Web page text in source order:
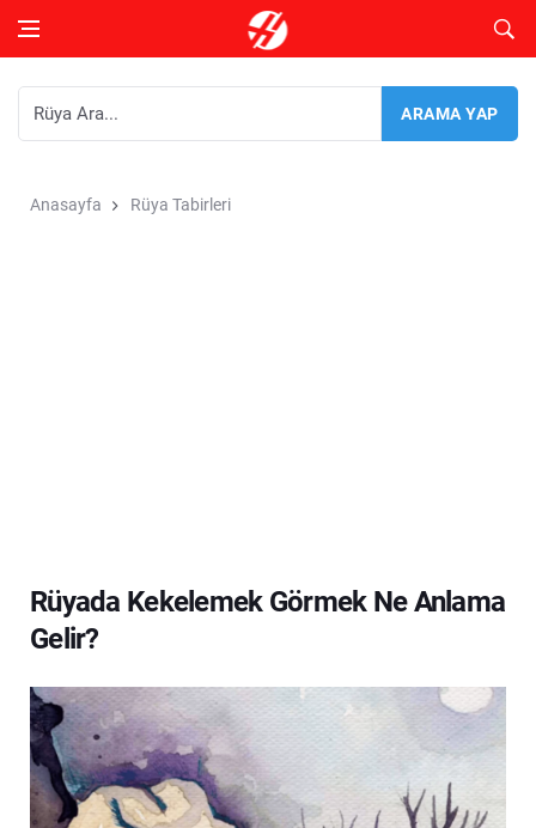
Anasayfa Rüya Tabirleri
Rüyada Kekelemek Görmek Ne Anlama
Gelir?